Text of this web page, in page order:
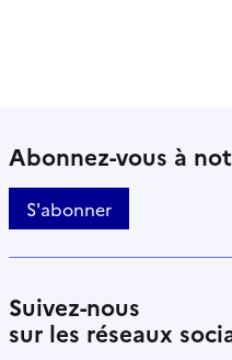
Abonnez-vous à
S'abonner
Suivez-nous
sur les réseaux